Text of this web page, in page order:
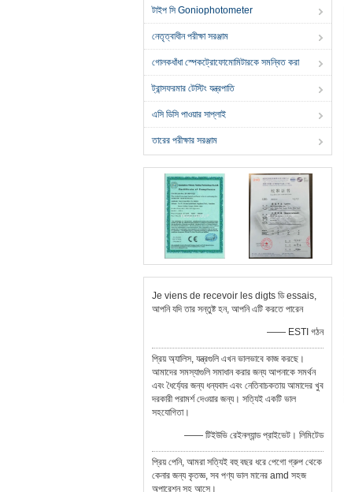
টাইপ সি Goniophotometer
নেতৃত্বাধীন পরীক্ষা সরঞ্জাম
গোলকধাঁধা স্পেকট্রোফোমোমিটারকে সমন্বিত করা
ট্রান্সফরমার টেস্টিং যন্ত্রপাতি
এসি ডিসি পাওয়ার সাপ্লাই
তারের পরীক্ষার সরঞ্জাম
Je viens de recevoir les digts ডি essais,
আপনি যদি তার সন্তুষ্ট হন, আপনি এটি করতে পারেন
—— ESTI গঠন
প্রিয় অ্যালিস, যন্ত্রগুলি এখন ভালভাবে কাজ করছে।
আমাদের সমস্যাগুলি সমাধান করার জন্য আপনাকে সমর্থন
এবং ধৈর্য্যের জন্য ধন্যবাদ এবং নেতিবাচকতায় আমাদের খুব
দরকারী পরামর্শ দেওয়ার জন্য। সত্যিই একটি ভাল
সহযোগিতা।
—— টিইউভি রেইনল্যান্ড প্রাইভেট। লিমিটেড
প্রিয় পেনি, আমরা সত্যিই বহু বছর ধরে পেগো গ্রুপ থেকে
কেনার জন্য কৃতজ্ঞ, সব পণ্য ভাল মানের amd সহজ
অপারেশন সহ আসে।